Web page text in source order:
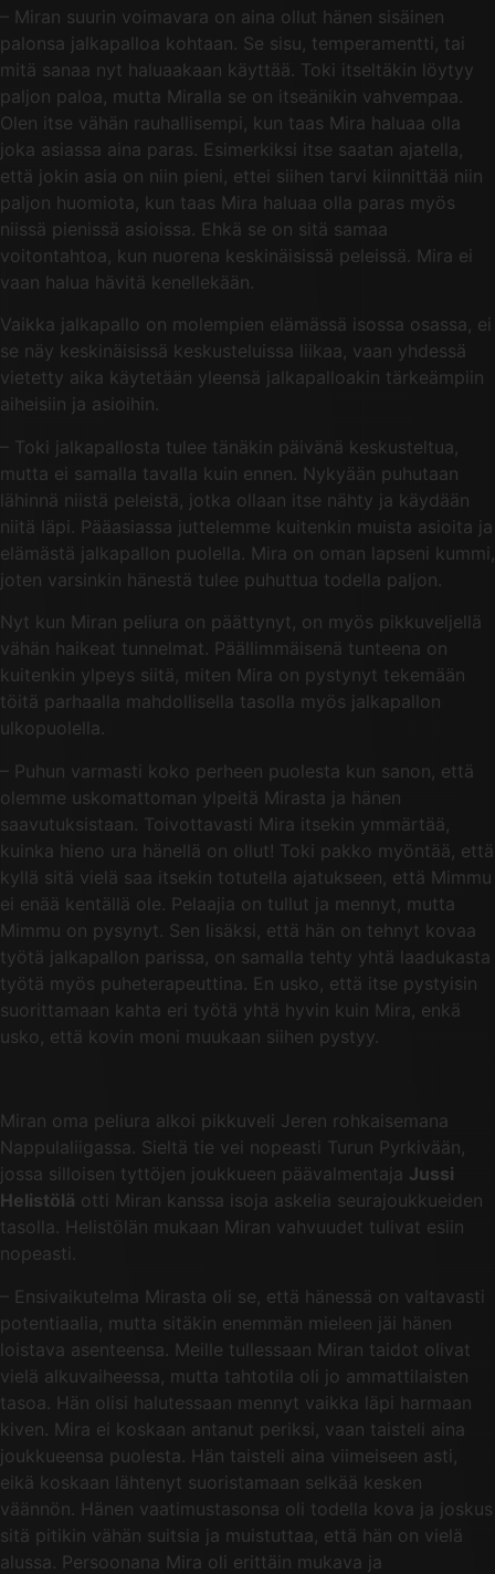
– Miran suurin voimavara on aina ollut hänen sisäinen
palonsa jalkapalloa kohtaan. Se sisu, temperamentti, tai
mitä sanaa nyt haluaakaan käyttää. Toki itseltäkin löytyy
paljon paloa, mutta Miralla se on itseänikin vahvempaa.
Olen itse vähän rauhallisempi, kun taas Mira haluaa olla
joka asiassa aina paras. Esimerkiksi itse saatan ajatella,
että jokin asia on niin pieni, ettei siihen tarvi kiinnittää niin
paljon huomiota, kun taas Mira haluaa olla paras myös
niissä pienissä asioissa. Ehkä se on sitä samaa
voitontahtoa, kun nuorena keskinäisissä peleissä. Mira ei
vaan halua hävitä kenellekään.
Vaikka jalkapallo on molempien elämässä isossa osassa, ei
se näy keskinäisissä keskusteluissa liikaa, vaan yhdessä
vietetty aika käytetään yleensä jalkapalloakin tärkeämpiin
aiheisiin ja asioihin.
– Toki jalkapallosta tulee tänäkin päivänä keskusteltua,
mutta ei samalla tavalla kuin ennen. Nykyään puhutaan
lähinnä niistä peleistä, jotka ollaan itse nähty ja käydään
niitä läpi. Pääasiassa juttelemme kuitenkin muista asioita ja
elämästä jalkapallon puolella. Mira on oman lapseni kummi,
joten varsinkin hänestä tulee puhuttua todella paljon.
Nyt kun Miran peliura on päättynyt, on myös pikkuveljellä
vähän haikeat tunnelmat. Päällimmäisenä tunteena on
kuitenkin ylpeys siitä, miten Mira on pystynyt tekemään
töitä parhaalla mahdollisella tasolla myös jalkapallon
ulkopuolella.
– Puhun varmasti koko perheen puolesta kun sanon, että
olemme uskomattoman ylpeitä Mirasta ja hänen
saavutuksistaan. Toivottavasti Mira itsekin ymmärtää,
kuinka hieno ura hänellä on ollut! Toki pakko myöntää, että
kyllä sitä vielä saa itsekin totutella ajatukseen, että Mimmu
ei enää kentällä ole. Pelaajia on tullut ja mennyt, mutta
Mimmu on pysynyt. Sen lisäksi, että hän on tehnyt kovaa
työtä jalkapallon parissa, on samalla tehty yhtä laadukasta
työtä myös puheterapeuttina. En usko, että itse pystyisin
suorittamaan kahta eri työtä yhtä hyvin kuin Mira, enkä
usko, että kovin moni muukaan siihen pystyy.
Miran oma peliura alkoi pikkuveli Jeren rohkaisemana
Nappulaliigassa. Sieltä tie vei nopeasti Turun Pyrkivään,
jossa silloisen tyttöjen joukkueen päävalmentaja Jussi
Helistölä otti Miran kanssa isoja askelia seurajoukkueiden
tasolla. Helistölän mukaan Miran vahvuudet tulivat esiin
nopeasti.
– Ensivaikutelma Mirasta oli se, että hänessä on valtavasti
potentiaalia, mutta sitäkin enemmän mieleen jäi hänen
loistava asenteensa. Meille tullessaan Miran taidot olivat
vielä alkuvaiheessa, mutta tahtotila oli jo ammattilaisten
tasoa. Hän olisi halutessaan mennyt vaikka läpi harmaan
kiven. Mira ei koskaan antanut periksi, vaan taisteli aina
joukkueensa puolesta. Hän taisteli aina viimeiseen asti,
eikä koskaan lähtenyt suoristamaan selkää kesken
väännön. Hänen vaatimustasonsa oli todella kova ja joskus
sitä pitikin vähän suitsia ja muistuttaa, että hän on vielä
alussa. Persoonana Mira oli erittäin mukava ja